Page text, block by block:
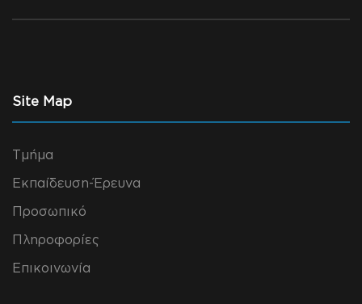
Site Map
Τμήμα
Εκπαίδευση-Έρευνα
Προσωπικό
Πληροφορίες
Επικοινωνία